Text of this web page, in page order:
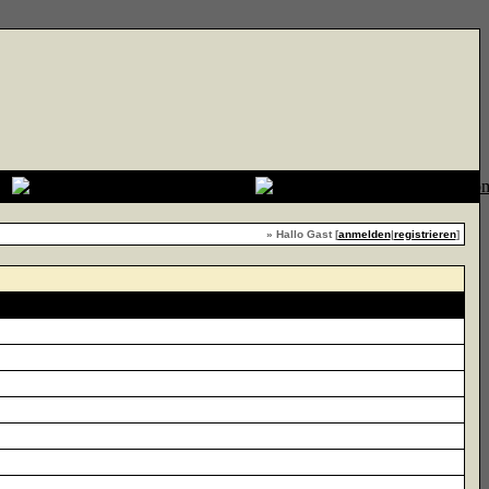
» Hallo Gast [anmelden|registrieren]